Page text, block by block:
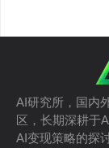
AI研究所，国内
区，长期深耕于
AI变现策略的探